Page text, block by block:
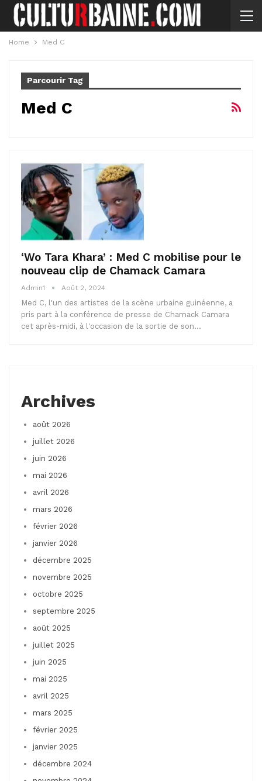
Home Med C
Parcourir Tag
Med C
‘Wo Tara Khara’ : Med C mobilise pour le
nouveau clip de Chamack Camara
Admin1 Août 2, 2024
Med C, l'un des artistes de la scène urbaine guinéenne, a
pris part à la conférence de presse de Chamack Camara
cet après-midi, à l'occasion de la sortie de son…
Archives
août 2026
juillet 2026
juin 2026
mai 2026
avril 2026
mars 2026
février 2026
janvier 2026
décembre 2025
novembre 2025
octobre 2025
septembre 2025
août 2025
juillet 2025
juin 2025
mai 2025
avril 2025
mars 2025
février 2025
janvier 2025
décembre 2024